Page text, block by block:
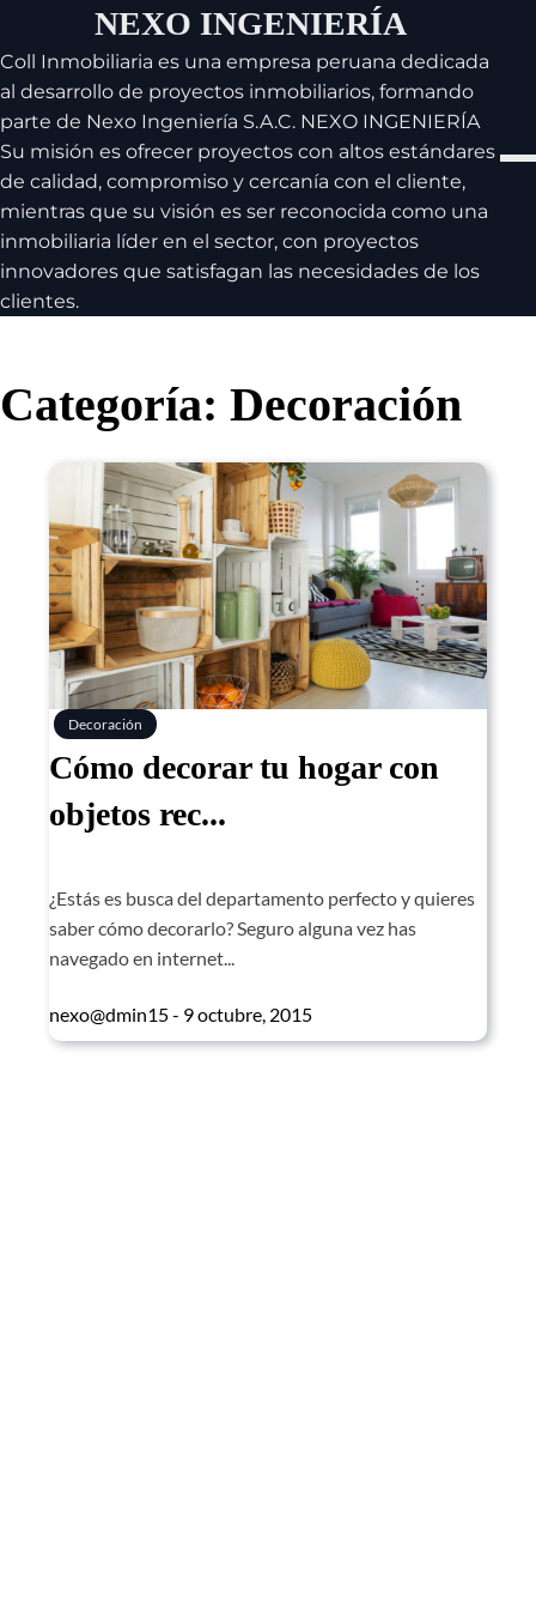
content
NEXO INGENIERÍA
Coll Inmobiliaria es una empresa peruana dedicada
al desarrollo de proyectos inmobiliarios, formando
parte de Nexo Ingeniería S.A.C. NEXO INGENIERÍA
Su misión es ofrecer proyectos con altos estándares
de calidad, compromiso y cercanía con el cliente,
mientras que su visión es ser reconocida como una
inmobiliaria líder en el sector, con proyectos
innovadores que satisfagan las necesidades de los
clientes.
Categoría: Decoración
Decoración
Cómo decorar tu hogar con
objetos rec...
¿Estás es busca del departamento perfecto y quieres
saber cómo decorarlo? Seguro alguna vez has
navegado en internet...
nexo@dmin15 - 9 octubre, 2015